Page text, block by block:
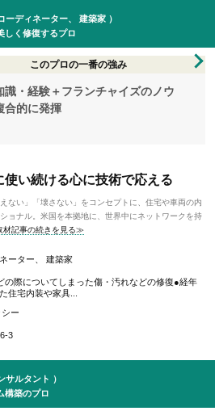
ーディネーター、 建築家 ）
しく修復するプロ
このプロの一番の強み
識・経験＋フランチャイズのノウ
合的に発揮
使い続ける心に技術で応える
ない」「壊さない」をコンセプトに、住宅や車両の内
ョナル。米国を本拠地に、世界中にネットワークを持
材記事の続きを見る≫
ーター、 建築家
の際についてしまった傷・汚れなどの修復●経年
住宅内装や家具...
ー
3
サルタント ）
構築のプロ